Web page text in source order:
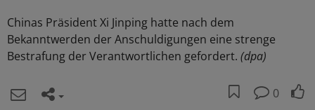
Chinas Präsident Xi Jinping hatte nach dem
Bekanntwerden der Anschuldigungen eine strenge
Bestrafung der Verantwortlichen gefordert. (dpa)
0